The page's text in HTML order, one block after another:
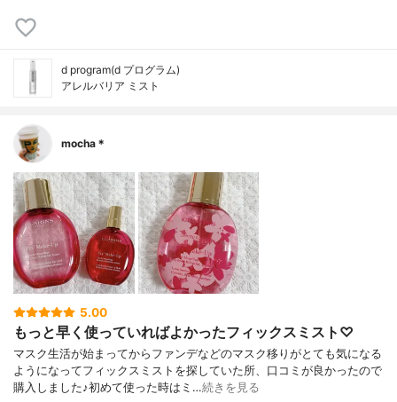
d program(d プログラム)
アレルバリア ミスト
mocha＊
5.00
もっと早く使っていればよかったフィックスミスト♡
マスク生活が始まってからファンデなどのマスク移りがとても気になる
ようになってフィックスミストを探していた所、口コミが良かったので
購入しました♪初めて使った時はミ…続きを見る